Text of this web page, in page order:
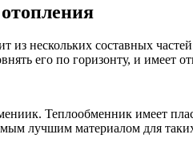
нескольких составных
его по горизонту, и имеет
Теплообменник имеет
лучшим материалом для